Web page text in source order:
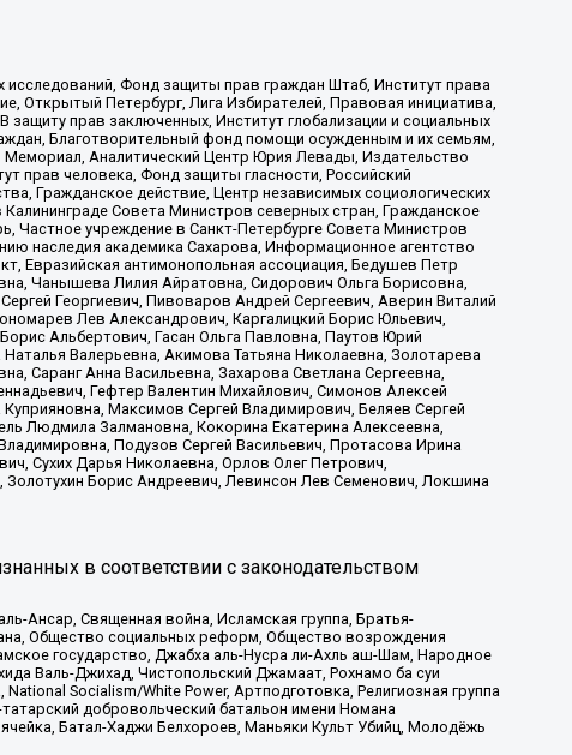
Фонд защиты прав граждан Штаб, Институт права
Открытый Петербург, Лига Избирателей, Правовая инициатива,
прав заключенных, Институт глобализации и социальных
Благотворительный фонд помощи осужденным и их семьям,
Мемориал, Аналитический Центр Юрия Левады, Издательство
прав человека, Фонд защиты гласности, Российский
Гражданское действие, Центр независимых социологических
Совета Министров северных стран, Гражданское
Частное учреждение в Санкт-Петербурге Совета Министров
наследия академика Сахарова, Информационное агентство
Евразийская антимонопольная ассоциация, Бедушев Петр
Чанышева Лилия Айратовна, Сидорович Ольга Борисовна,
Георгиевич, Пивоваров Андрей Сергеевич, Аверин Виталий
Лев Александрович, Каргалицкий Борис Юльевич,
Альбертович, Гасан Ольга Павловна, Паутов Юрий
Валерьевна, Акимова Татьяна Николаевна, Золотарева
Саранг Анна Васильевна, Захарова Светлана Сергеевна,
Гефтер Валентин Михайлович, Симонов Алексей
Максимов Сергей Владимирович, Беляев Сергей
Людмила Залмановна, Кокорина Екатерина Алексеевна,
Подузов Сергей Васильевич, Протасова Ирина
Сухих Дарья Николаевна, Орлов Олег Петрович,
Борис Андреевич, Левинсон Лев Семенович, Локшина
в соответствии с законодательством
Ансар, Священная война, Исламская группа, Братья-
Общество социальных реформ, Общество возрождения
государство, Джабха аль-Нусра ли-Ахль аш-Шам, Народное
Валь-Джихад, Чистопольский Джамаат, Рохнамо ба суи
Socialism/White Power, Артподготовка, Религиозная группа
добровольческий батальон имени Номана
Батал-Хаджи Белхороев, Маньяки Культ Убийц, Молодёжь